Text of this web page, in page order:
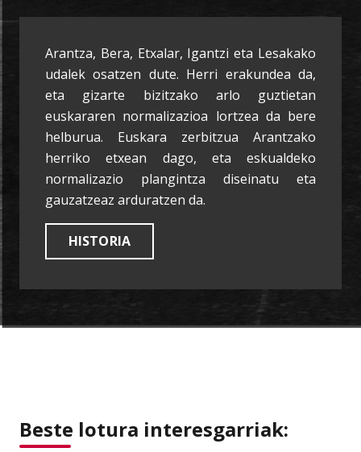
Arantza, Bera, Etxalar, Igantzi eta Lesakako
udalek osatzen dute. Herri erakundea da,
eta gizarte bizitzako arlo guztietan
euskararen normalizazioa lortzea da bere
helburua. Euskara zerbitzua Arantzako
herriko etxean dago, eta eskualdeko
normalizazio plangintza diseinatu eta
gauzatzeaz arduratzen da.
HISTORIA
Beste lotura interesgarriak: